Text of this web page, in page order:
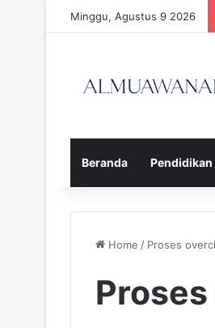
Minggu, Agustus 9 2026
Beranda Pendidikan
Home / Proses